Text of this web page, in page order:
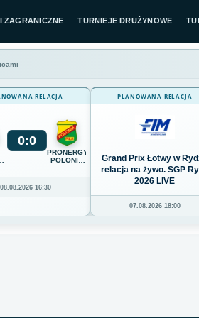
ZAGRANICZNE TURNIEJE DRUŻYNOWE
RELACJA
0:0
PRONERGY
POLONIA
08.08.2026 16:30
PLANOWANA RELACJA
Grand Prix Łotwy w
relacja na żywo. SGP
2026 LIVE
07.08.2026 18:00